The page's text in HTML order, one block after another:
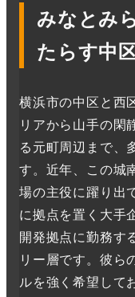
みなとみ
たらす中
横浜市の中区と西
リアから山手の閑
る元町周辺まで、
す。近年、この城
場の主役に躍り出
に拠点を置く大手
開発拠点に勤務す
リー層です。彼ら
ルを強く希望して